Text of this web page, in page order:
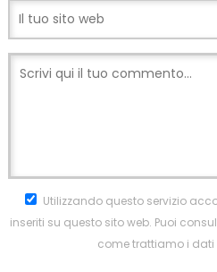
Utilizzando questo servizio
inseriti su questo sito web. Puoi
come trattiamo i dati